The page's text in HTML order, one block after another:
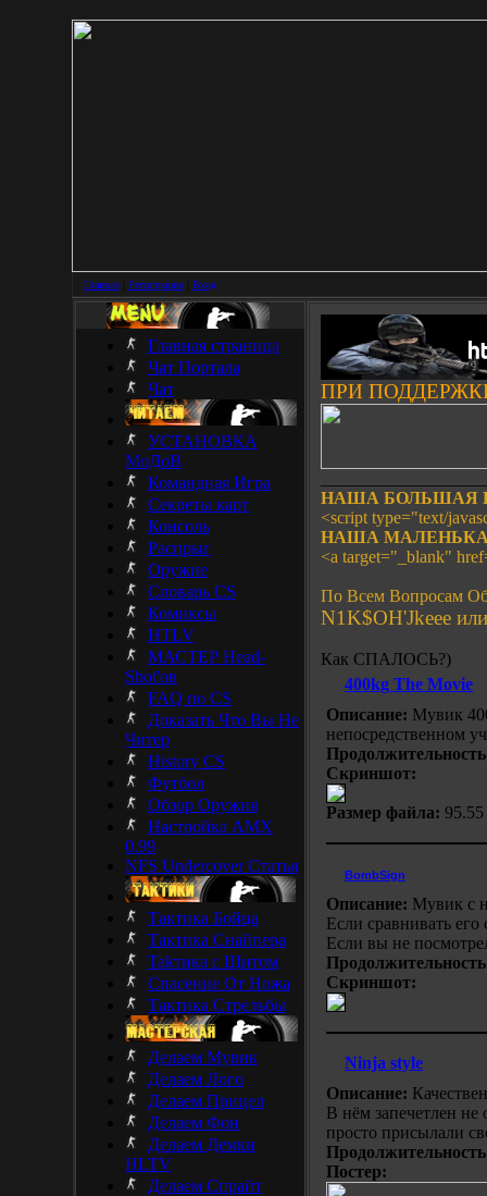
Главная Регистрация Вход
Главная страница
Чат Портала
Чат
УСТАНОВКА
МоДоВ
Командная Игра
Секреты карт
Консоль
Распрыг
Оружие
Словарь CS
Комиксы
HTLV
МАСТЕР Head-
Shot'ов
FAQ по CS
Доказать Что Вы Не
Читер
History CS
Футбол
Обзор Оружия
Настройка AMX
0.99
NFS Undercover Статья
Тактика Бойца
Тактика Снайпера
Takтика с Щитом
Спасение От Ножа
Тактика Стрельбы
Делаем Мувик
Делаем Лого
Делаем Прицел
Делаем Фон
Делаем Демки
HLTV
Делаем Спрайт
ПРИ
НАША БОЛЬШАЯ
<script type="text/
НАША
<a target="_blank"
По Всем Вопросам
N1K$OH'Jkeee
Как СПАЛОСЬ?)
400kg The Movie
Описание: Мувик
непосредственном
Скриншот:
Размер файла:
BombSign
Описание: Мувик с
Если сравнивать
Если вы не
Скриншот:
Ninja style
Описание:
В нём запечетлен
просто присылали
Постер: